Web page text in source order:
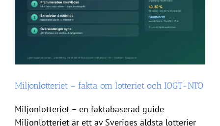
Miljonlotteriet – fakta om lotteriet och IOGT-NTO
Miljonlotteriet – en faktabaserad guide
Miljonlotteriet är ett av Sveriges äldsta lotterier